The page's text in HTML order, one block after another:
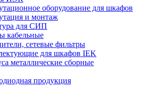
оборудование для шкафов
и монтаж
для СИП
кабельные
сетевые фильтры
для шкафов IEK
металлические сборные
продукция